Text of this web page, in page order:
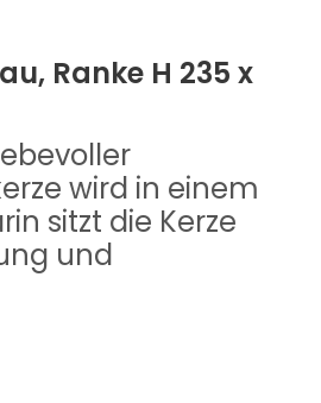
Ranke H 235 x
wird in einem
sitzt die Kerze
und